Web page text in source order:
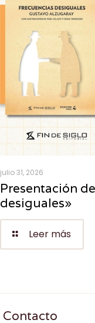
julio 31, 2026
Presentación
desiguales»
Leer más
Contacto